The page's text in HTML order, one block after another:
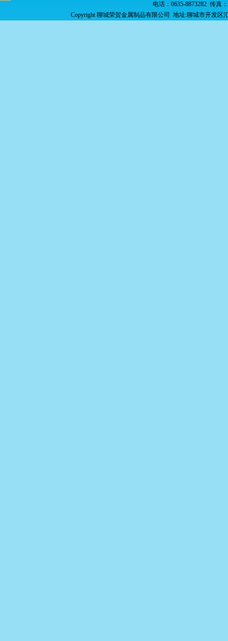
电话：0635-8873282 传真
Copyright 聊城荣贺金属制品有限公司 地址:聊城市开发区